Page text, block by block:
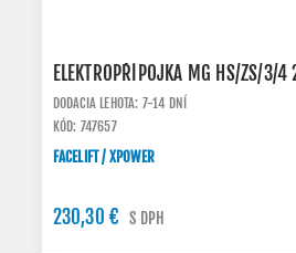
ELEKTROPŘÍPOJKA MG HS/ZS/3/
DODACIA LEHOTA: 7-14 DNÍ
KÓD: 747657
FACELIFT / XPOWER
230,30 € S DPH